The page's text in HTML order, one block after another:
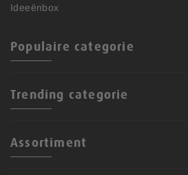
Ideeënbox
Populaire categorie
Trending categorie
Assortiment